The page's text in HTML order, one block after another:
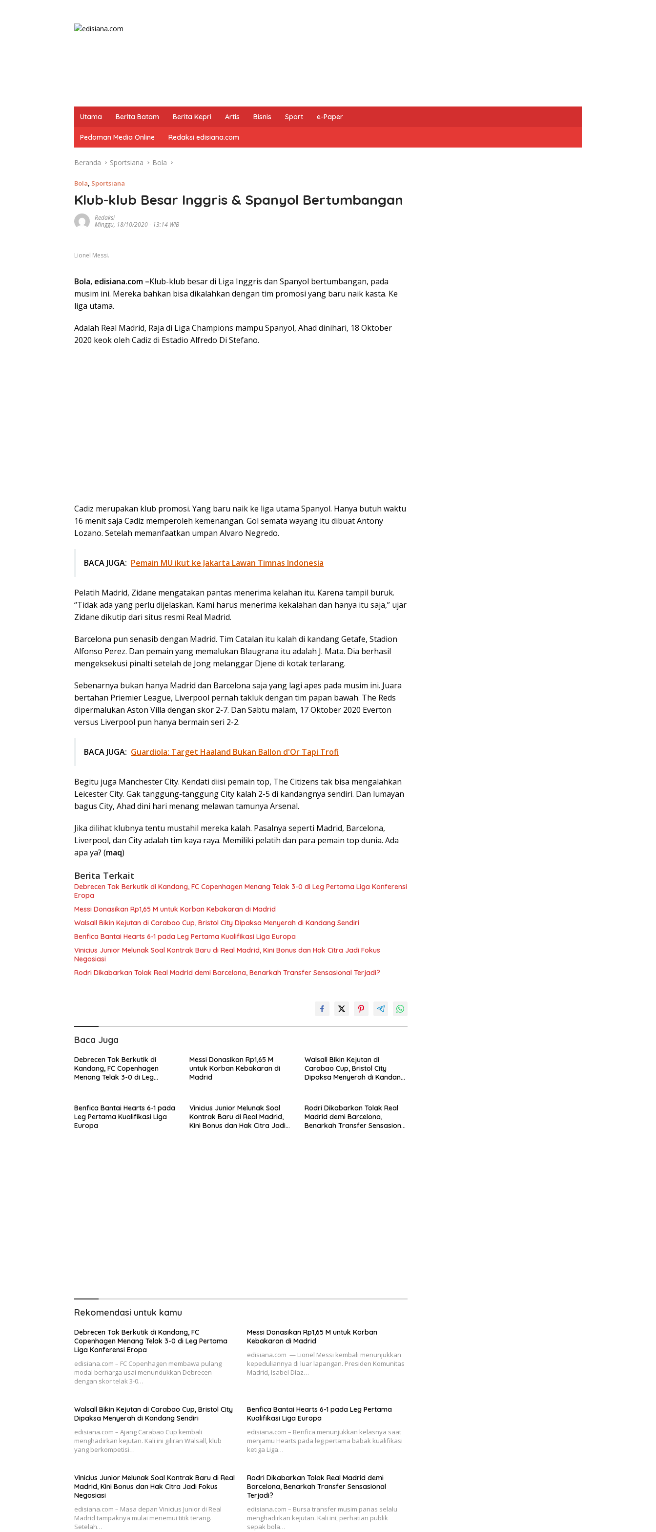
Utama Berita Batam Berita Kepri Artis Bisnis Sport e-Paper
Pedoman Media Online Redaksi edisiana.com
Beranda Sportsiana Bola
Bola, Sportsiana
Klub-klub Besar Inggris & Spanyol Bertumbangan
Redaksi
Minggu, 18/10/2020 - 13:14 WIB
Lionel Messi.
Bola, edisiana.com –Klub-klub besar di Liga Inggris dan Spanyol bertumbangan, pada
musim ini. Mereka bahkan bisa dikalahkan dengan tim promosi yang baru naik kasta. Ke
liga utama.
Adalah Real Madrid, Raja di Liga Champions mampu Spanyol, Ahad dinihari, 18 Oktober
2020 keok oleh Cadiz di Estadio Alfredo Di Stefano.
Cadiz merupakan klub promosi. Yang baru naik ke liga utama Spanyol. Hanya butuh waktu
16 menit saja Cadiz memperoleh kemenangan. Gol semata wayang itu dibuat Antony
Lozano. Setelah memanfaatkan umpan Alvaro Negredo.
BACA JUGA: Pemain MU ikut ke Jakarta Lawan Timnas Indonesia
Pelatih Madrid, Zidane mengatakan pantas menerima kelahan itu. Karena tampil buruk.
“Tidak ada yang perlu dijelaskan. Kami harus menerima kekalahan dan hanya itu saja,” ujar
Zidane dikutip dari situs resmi Real Madrid.
Barcelona pun senasib dengan Madrid. Tim Catalan itu kalah di kandang Getafe, Stadion
Alfonso Perez. Dan pemain yang memalukan Blaugrana itu adalah J. Mata. Dia berhasil
mengeksekusi pinalti setelah de Jong melanggar Djene di kotak terlarang.
Sebenarnya bukan hanya Madrid dan Barcelona saja yang lagi apes pada musim ini. Juara
bertahan Priemier League, Liverpool pernah takluk dengan tim papan bawah. The Reds
dipermalukan Aston Villa dengan skor 2-7. Dan Sabtu malam, 17 Oktober 2020 Everton
versus Liverpool pun hanya bermain seri 2-2.
BACA JUGA: Guardiola: Target Haaland Bukan Ballon d'Or Tapi Trofi
Begitu juga Manchester City. Kendati diisi pemain top, The Citizens tak bisa mengalahkan
Leicester City. Gak tanggung-tanggung City kalah 2-5 di kandangnya sendiri. Dan lumayan
bagus City, Ahad dini hari menang melawan tamunya Arsenal.
Jika dilihat klubnya tentu mustahil mereka kalah. Pasalnya seperti Madrid, Barcelona,
Liverpool, dan City adalah tim kaya raya. Memiliki pelatih dan para pemain top dunia. Ada
apa ya? (maq)
Berita Terkait
Debrecen Tak Berkutik di Kandang, FC Copenhagen Menang Telak 3-0 di Leg Pertama Liga Konferensi
Eropa
Messi Donasikan Rp1,65 M untuk Korban Kebakaran di Madrid
Walsall Bikin Kejutan di Carabao Cup, Bristol City Dipaksa Menyerah di Kandang Sendiri
Benfica Bantai Hearts 6-1 pada Leg Pertama Kualifikasi Liga Europa
Vinicius Junior Melunak Soal Kontrak Baru di Real Madrid, Kini Bonus dan Hak Citra Jadi Fokus
Negosiasi
Rodri Dikabarkan Tolak Real Madrid demi Barcelona, Benarkah Transfer Sensasional Terjadi?
Baca Juga
Debrecen Tak Berkutik di
Kandang, FC Copenhagen
Menang Telak 3-0 di Leg
Messi Donasikan Rp1,65 M
untuk Korban Kebakaran di
Madrid
Walsall Bikin Kejutan di
Carabao Cup, Bristol City
Dipaksa Menyerah di Kandang
Benfica Bantai Hearts 6-1 pada
Leg Pertama Kualifikasi Liga
Europa
Vinicius Junior Melunak Soal
Kontrak Baru di Real Madrid,
Kini Bonus dan Hak Citra Jadi
Rodri Dikabarkan Tolak Real
Madrid demi Barcelona,
Benarkah Transfer Sensasional
Rekomendasi untuk kamu
Debrecen Tak Berkutik di Kandang, FC
Copenhagen Menang Telak 3-0 di Leg Pertama
Liga Konferensi Eropa
edisiana.com – FC Copenhagen membawa pulang
modal berharga usai menundukkan Debrecen
dengan skor telak 3-0…
Messi Donasikan Rp1,65 M untuk Korban
Kebakaran di Madrid
edisiana.com — Lionel Messi kembali menunjukkan
kepeduliannya di luar lapangan. Presiden Komunitas
Madrid, Isabel Díaz…
Walsall Bikin Kejutan di Carabao Cup, Bristol City
Dipaksa Menyerah di Kandang Sendiri
edisiana.com – Ajang Carabao Cup kembali
menghadirkan kejutan. Kali ini giliran Walsall, klub
yang berkompetisi…
Benfica Bantai Hearts 6-1 pada Leg Pertama
Kualifikasi Liga Europa
edisiana.com – Benfica menunjukkan kelasnya saat
menjamu Hearts pada leg pertama babak kualifikasi
ketiga Liga…
Vinicius Junior Melunak Soal Kontrak Baru di Real
Madrid, Kini Bonus dan Hak Citra Jadi Fokus
Negosiasi
edisiana.com – Masa depan Vinicius Junior di Real
Madrid tampaknya mulai menemui titik terang.
Setelah…
Rodri Dikabarkan Tolak Real Madrid demi
Barcelona, Benarkah Transfer Sensasional
Terjadi?
edisiana.com – Bursa transfer musim panas selalu
menghadirkan kejutan. Kali ini, perhatian publik
sepak bola…